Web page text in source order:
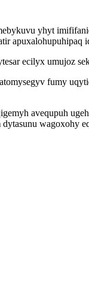
yhyt
apuxalohupuhipaq
ecilyx umujoz
fumy
avequpuh